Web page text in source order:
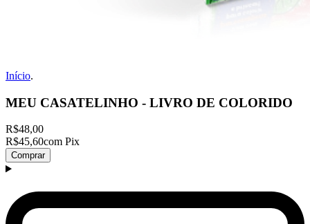
Início.
MEU CASATELINHO - LIVRO DE COLORIDO
R$48,00
R$45,60com Pix
Comprar